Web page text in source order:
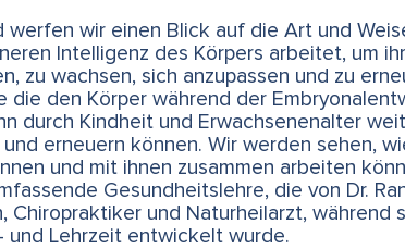
werfen wir einen Blick auf die Art und
Intelligenz des Körpers arbeitet, um
zu wachsen, sich anzupassen und zu
die den Körper während der
durch Kindheit und Erwachsenenalter
erneuern können. Wir werden sehen,
und mit ihnen zusammen arbeiten
Gesundheitslehre, die von Dr.
Chiropraktiker und Naturheilarzt, während
und Lehrzeit entwickelt wurde.